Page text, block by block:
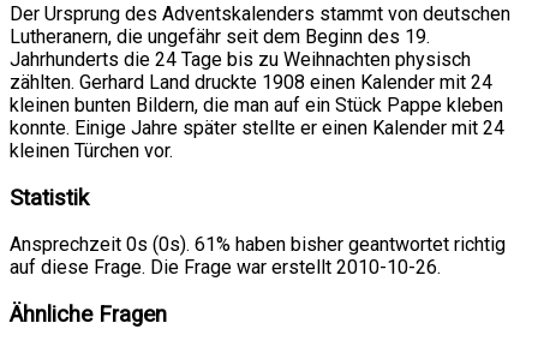
Der Ursprung des Adventskalenders stammt von deutschen
Lutheranern, die ungefähr seit dem Beginn des 19.
Jahrhunderts die 24 Tage bis zu Weihnachten physisch
zählten. Gerhard Land druckte 1908 einen Kalender mit 24
kleinen bunten Bildern, die man auf ein Stück Pappe kleben
konnte. Einige Jahre später stellte er einen Kalender mit 24
kleinen Türchen vor.
Statistik
Ansprechzeit 0s (0s). 61% haben bisher geantwortet richtig
auf diese Frage. Die Frage war erstellt 2010-10-26.
Ähnliche Fragen